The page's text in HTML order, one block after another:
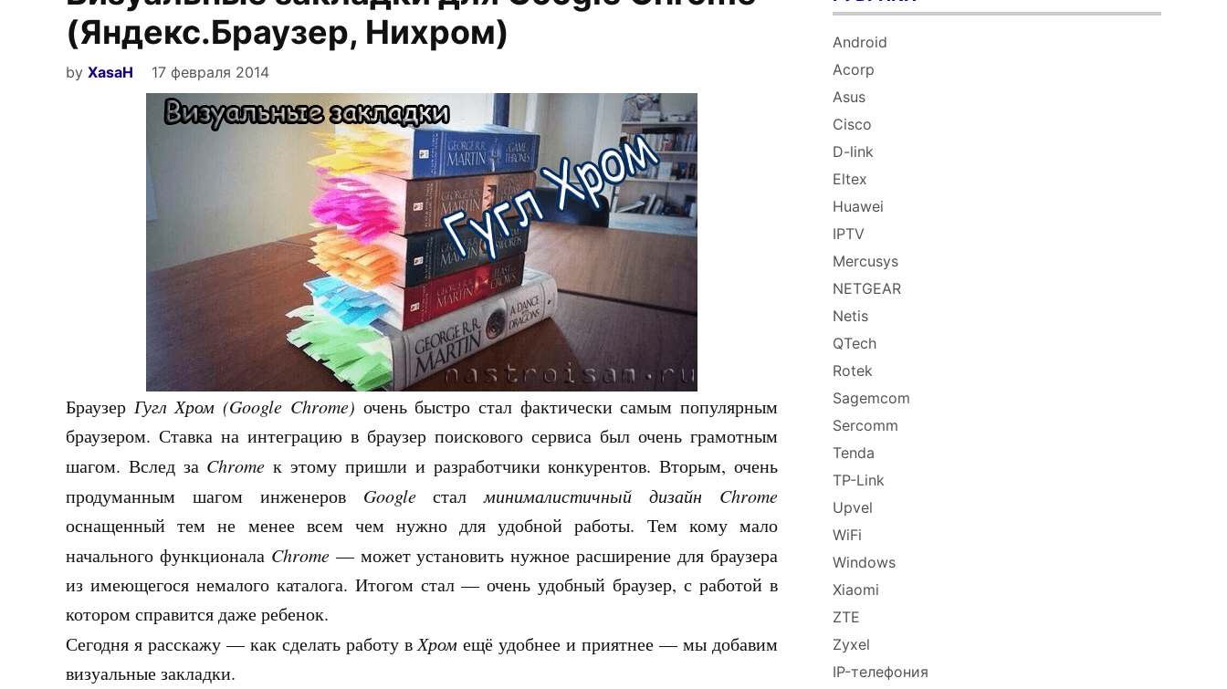
(Яндекс.Браузер, Нихром)
by XasaH 17 февраля 2014
Браузер Гугл Хром (Google Chrome) очень быстро стал фактически самым популярным
браузером. Ставка на интеграцию в браузер поискового сервиса был очень грамотным
шагом. Вслед за Chrome к этому пришли и разработчики конкурентов. Вторым, очень
продуманным шагом инженеров Googleсталминималистичный дизайн Chrome
оснащенный тем не менее всем чем нужно для удобной работы. Тем кому мало
начального функционала Chrome— может установить нужное расширение для браузера
из имеющегося немалого каталога. Итогом стал — очень удобный браузер, с работой в
котором справится даже ребенок.
Сегодня я расскажу — как сделать работу вХром ещё удобнее и приятнее — мы добавим
визуальные закладки.
Android
Acorp
Asus
Cisco
D-link
Eltex
Huawei
IPTV
Mercusys
NETGEAR
Netis
QTech
Rotek
Sagemcom
Sercomm
Tenda
TP-Link
Upvel
WiFi
Windows
Xiaomi
ZTE
Zyxel
IP-телефония